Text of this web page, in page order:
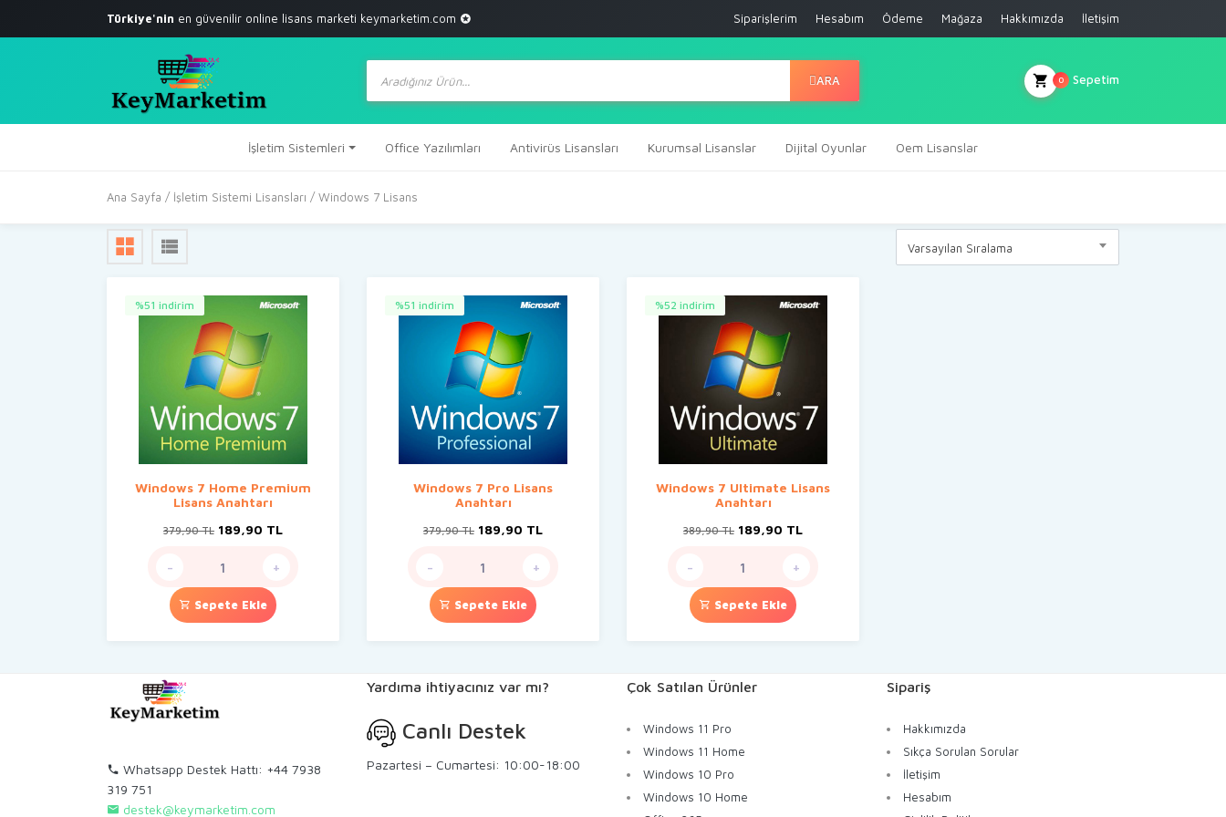
Türkiye'nin en güvenilir online lisans marketi keymarketim.com Siparişlerim Hesabım Ödeme Mağaza Hakkımızda İletişim
Products
search ARA Sepetim
0
İşletim Sistemleri Office Yazılımları Antivirüs Lisansları Kurumsal Lisanslar Dijital Oyunlar Oem Lisanslar
Ana Sayfa / İşletim Sistemi Lisansları / Windows 7 Lisans
Varsayılan Sıralama
%51 indirim
Windows 7 Home Premium
Lisans Anahtarı
379,90TL Orijinal
189,90 TL
- +
Sepete Ekle
%51 indirim
Windows 7 Pro Lisans
Anahtarı
379,90TL Orijinal
189,90 TL
- +
Sepete Ekle
%52 indirim
Windows 7 Ultimate Lisans
Anahtarı
389,90TL Orijinal
189,90 TL
- +
Sepete Ekle
Whatsapp Destek Hattı: +44 7938
319 751
destek@keymarketim.com
Yardıma ihtiyacınız var mı?
Canlı Destek
Pazartesi – Cumartesi: 10:00-18:00
Çok Satılan Ürünler
Windows 11 Pro
Windows 11 Home
Windows 10 Pro
Windows 10 Home
Sipariş
Hakkımızda
Sıkça Sorulan Sorular
İletişim
Hesabım